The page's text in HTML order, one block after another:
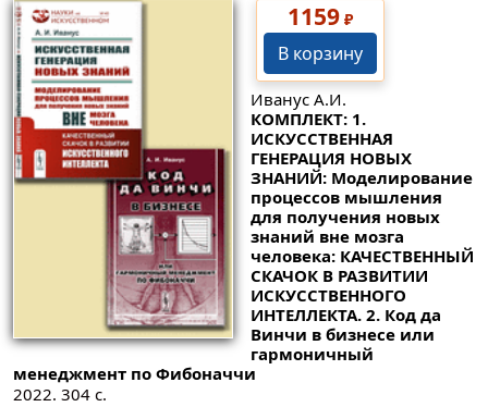
1159₽
В корзину
Иванус А.И.
КОМПЛЕКТ: 1.
ИСКУССТВЕННАЯ
ГЕНЕРАЦИЯ НОВЫХ
ЗНАНИЙ: Моделирование
процессов мышления
для получения новых
знаний вне мозга
человека: КАЧЕСТВЕННЫЙ
СКАЧОК В РАЗВИТИИ
ИСКУССТВЕННОГО
ИНТЕЛЛЕКТА. 2. Код да
Винчи в бизнесе или
гармоничный
менеджмент по Фибоначчи
2022. 304 с.